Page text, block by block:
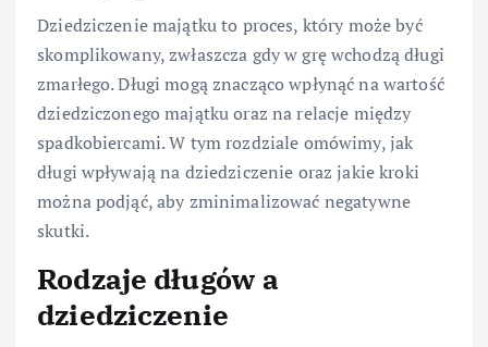
Dziedziczenie majątku to proces, który może być
skomplikowany, zwłaszcza gdy w grę wchodzą długi
zmarłego. Długi mogą znacząco wpłynąć na wartość
dziedziczonego majątku oraz na relacje między
spadkobiercami. W tym rozdziale omówimy, jak
długi wpływają na dziedziczenie oraz jakie kroki
można podjąć, aby zminimalizować negatywne
skutki.
Rodzaje długów a
dziedziczenie